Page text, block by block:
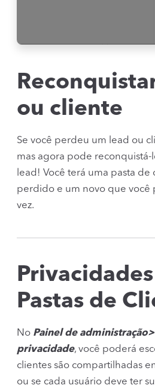
ou cliente
Se você perdeu um lead ou
mas agora pode reconquistá-
lead! Você terá uma pasta
perdido e um novo que você
vez.
Pastas de
No Painel de
privacidade, você poderá
clientes são compartilhadas
ou se cada usuário deve ter